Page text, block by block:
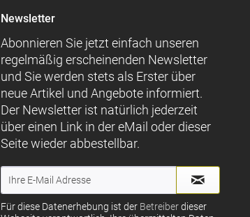
Newsletter
Abonnieren Sie jetzt einfach unseren
regelmäßig erscheinenden Newsletter
und Sie werden stets als Erster über
neue Artikel und Angebote informiert.
Der Newsletter ist natürlich jederzeit
über einen Link in der eMail oder dieser
Seite wieder abbestellbar.
Für diese Datenerhebung ist der Betreiberdieser